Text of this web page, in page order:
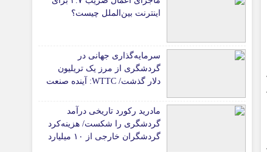
اینترنت بین‌الملل چیست؟
سرمایه‌گذاری جهانی در
گردشگری از مرز یک تریلیون
دلار گذشت/ WTTC: آینده صنعت
جهانی تضمین می‌شود
مادرید رکورد تاریخی درآمد
گردشگری را شکست/ هزینه‌کرد
گردشگران خارجی از ۱۰ میلیارد